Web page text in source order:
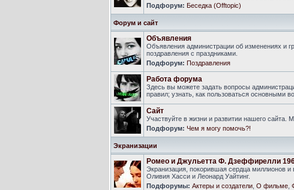
Подфорум: Беседка (Offtopic)
Форум и сайт
Объявления
Объявления администрации об изменениях и
поздравления с праздниками.
Подфорум: Поздравления
Работа форума
Здесь вы можете задать вопросы
правил; узнать, как пользоваться основными
Сайт
Участвуйте в жизни и развитии нашего
Подфорум: Чем я могу помочь?!
Экранизации
Ромео и Джульетта Ф. Дзеффирелли
Экранизация, покорившая сердца миллионов и
Оливия Хасси и Леонард Уайтинг.
Подфорумы: Актеры и создатели О фильме